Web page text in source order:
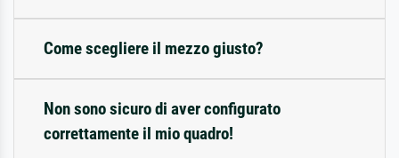
Come scegliere il mezzo giusto?
Non sono sicuro di aver configurato
correttamente il mio quadro!